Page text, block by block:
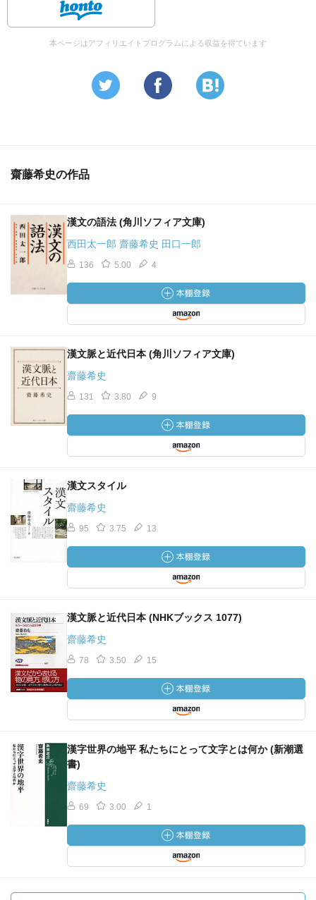
本ページはアフィリエイトプログラムによる収益を得ています
齋藤希史の作品
漢文の語法 (角川ソフィア文庫)
西田太一郎 齋藤希史 田口一郎
136 5.00 4
漢文脈と近代日本 (角川ソフィア文庫)
齋藤希史
131 3.80 9
漢文スタイル
齋藤希史
95 3.75 13
漢文脈と近代日本 (NHKブックス 1077)
齋藤希史
78 3.50 15
漢字世界の地平 私たちにとって文字とは何か (新潮選
書)
齋藤希史
69 3.00 1